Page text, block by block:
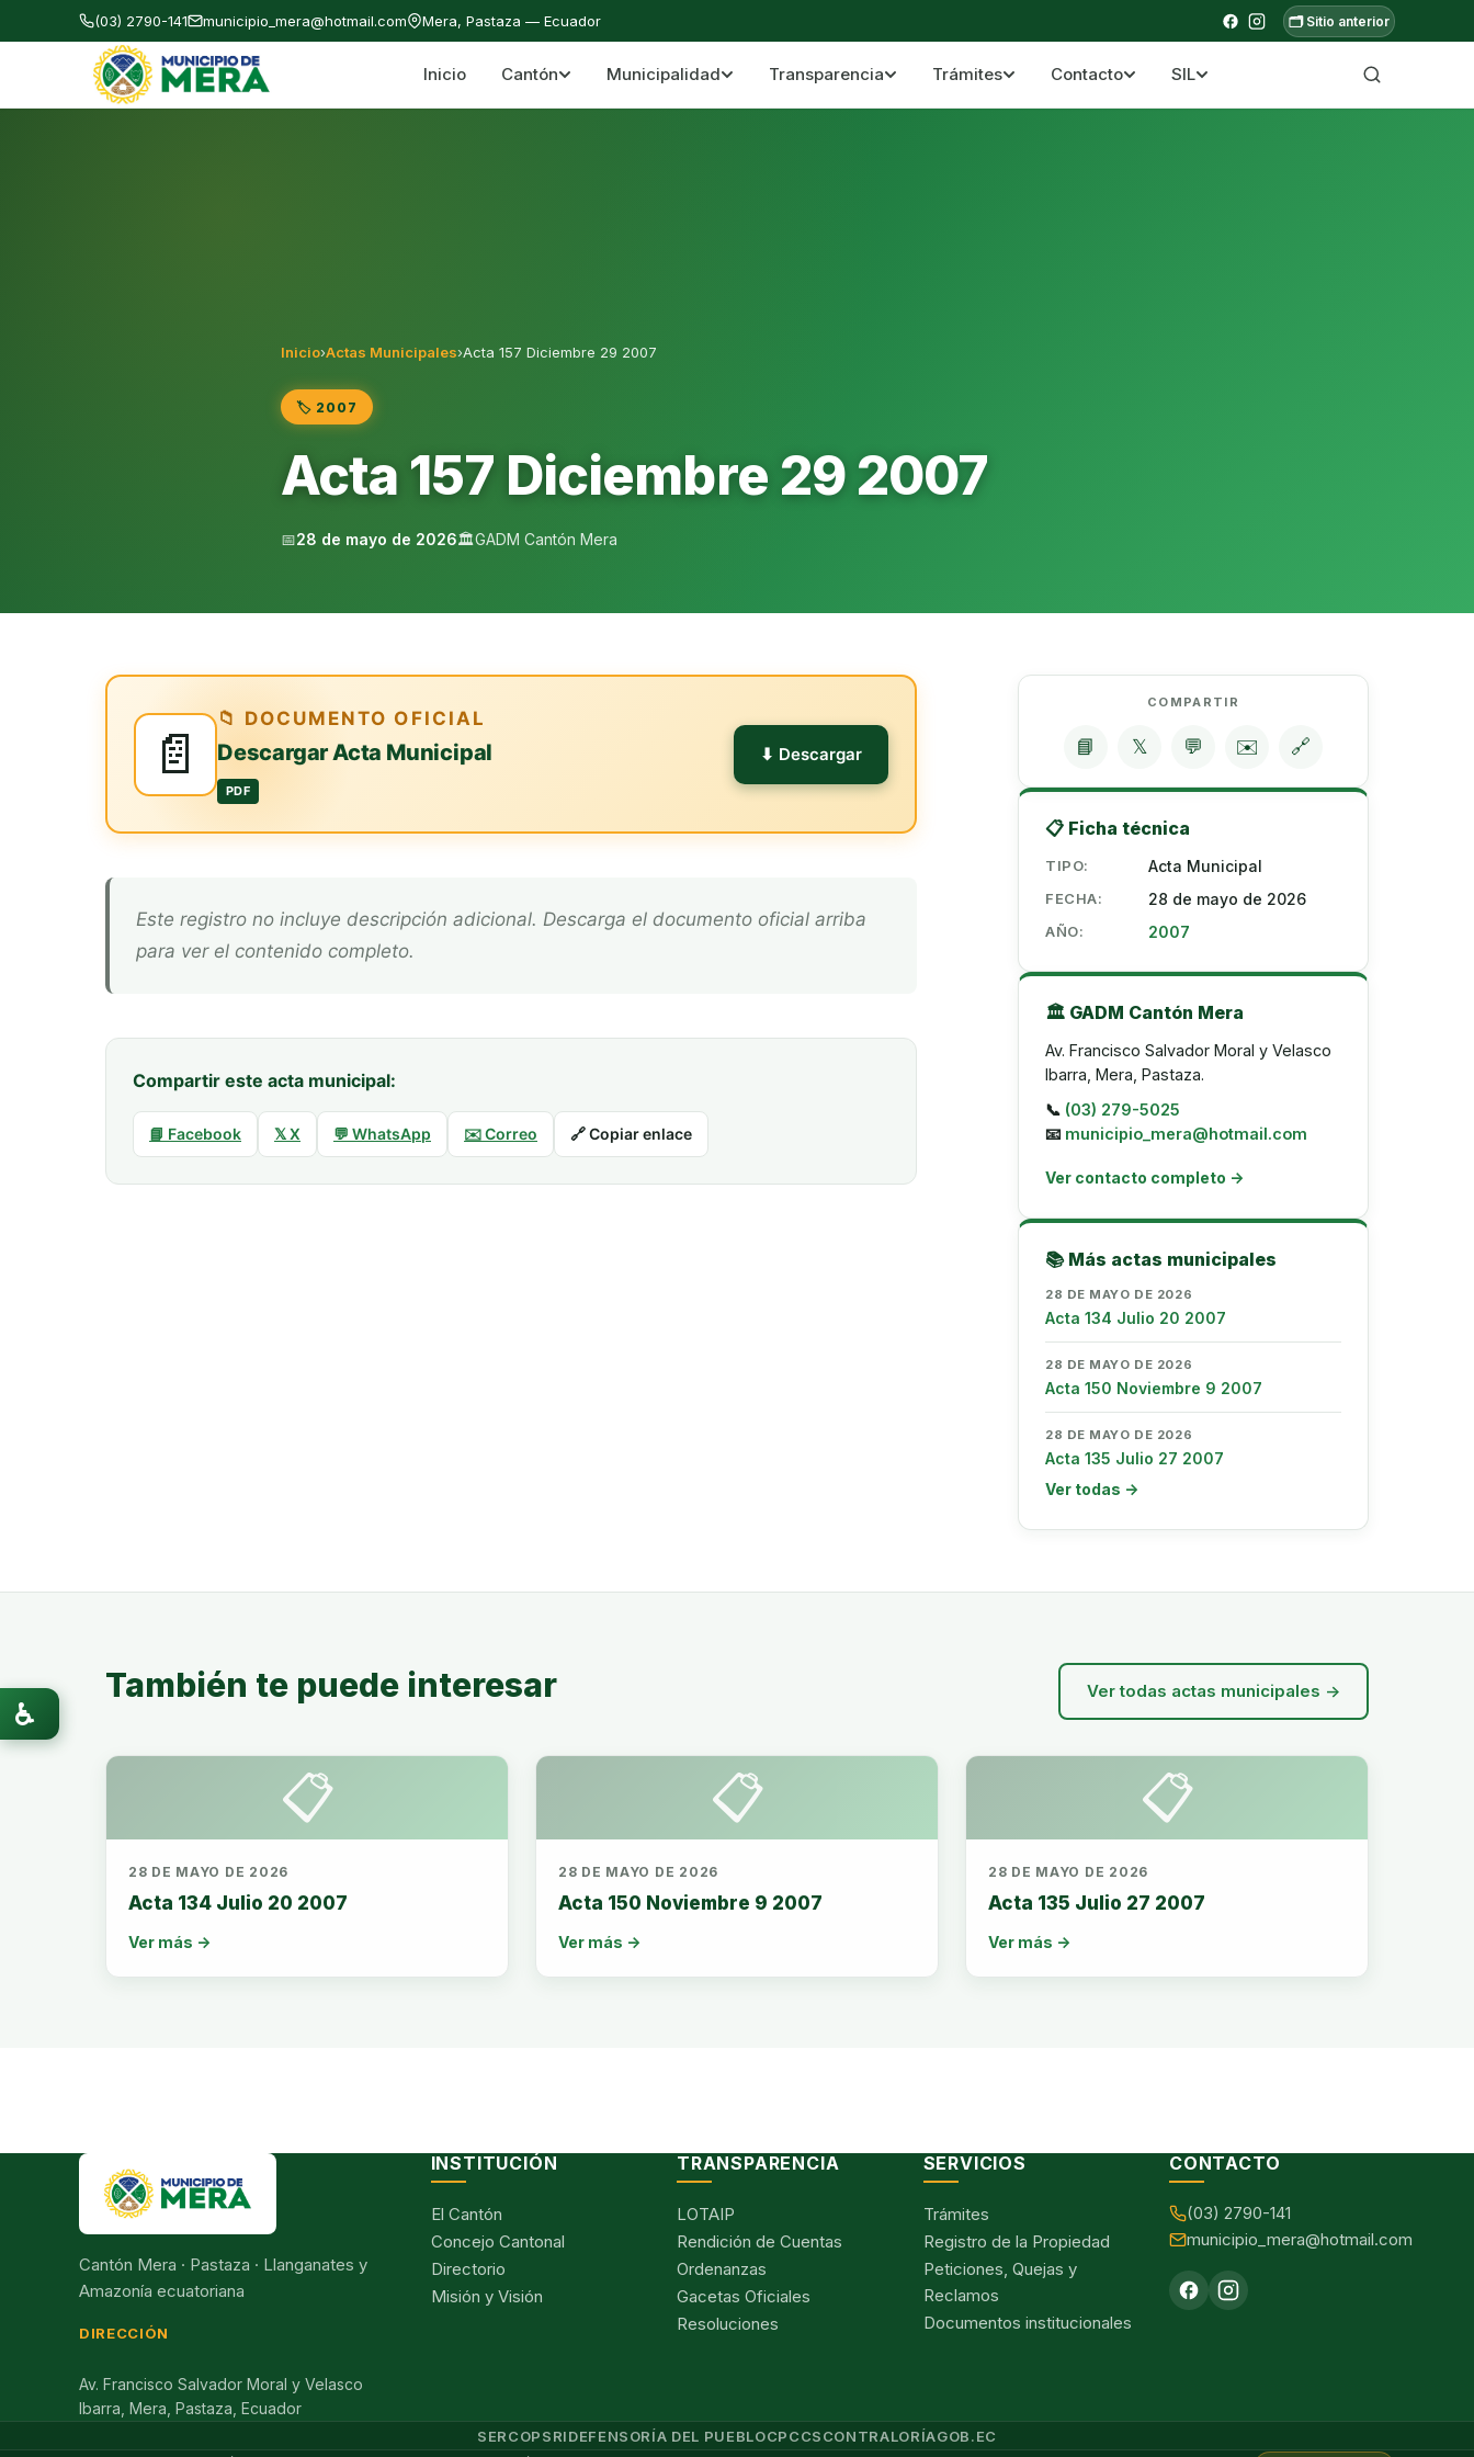
(03) 2790-141 municipio_mera@hotmail.com Mera, Pastaza — Ecuador 🗂️ Sitio anterior
Gobierno Autónomo Descentralizado Municipal del Cantón Mera Cantón Mera · Pastaza · Llanganates y Amazonía ecuatoriana
Inicio Cantón Municipalidad Transparencia Trámites Contacto SIL
Inicio›Actas Municipales›Acta 157 Diciembre 29 2007
🏷️ 2007
Acta 157 Diciembre 29 2007
📅28 de mayo de 2026🏛️GADM Cantón Mera
📄
📁 DOCUMENTO OFICIAL
Descargar Acta Municipal
PDF
⬇ Descargar
Este registro no incluye descripción adicional. Descarga el documento oficial arriba
para ver el contenido completo.
Compartir este acta municipal:
📘 Facebook 𝕏 X 💬 WhatsApp ✉️ Correo 🔗 Copiar enlace
COMPARTIR
📘 𝕏 💬 ✉️ 🔗
📋 Ficha técnica
TIPO: Acta Municipal
FECHA: 28 de mayo de 2026
AÑO: 2007
🏛️ GADM Cantón Mera
Av. Francisco Salvador Moral y Velasco
Ibarra, Mera, Pastaza.
📞 (03) 279-5025
📧 municipio_mera@hotmail.com
Ver contacto completo →
📚 Más actas municipales
28 DE MAYO DE 2026
Acta 134 Julio 20 2007
28 DE MAYO DE 2026
Acta 150 Noviembre 9 2007
28 DE MAYO DE 2026
Acta 135 Julio 27 2007
Ver todas →
También te puede interesar Ver todas actas municipales →
📋
28 DE MAYO DE 2026
Acta 134 Julio 20 2007
Ver más →
📋
28 DE MAYO DE 2026
Acta 150 Noviembre 9 2007
Ver más →
📋
28 DE MAYO DE 2026
Acta 135 Julio 27 2007
Ver más →
Cantón Mera · Pastaza · Llanganates y
Amazonía ecuatoriana
DIRECCIÓN
Av. Francisco Salvador Moral y Velasco
Ibarra, Mera, Pastaza, Ecuador
INSTITUCIÓN
El Cantón
Concejo Cantonal
Directorio
Misión y Visión
TRANSPARENCIA
LOTAIP
Rendición de Cuentas
Ordenanzas
Gacetas Oficiales
Resoluciones
SERVICIOS
Trámites
Registro de la Propiedad
Peticiones, Quejas y
Reclamos
Documentos institucionales
CONTACTO
(03) 2790-141
municipio_mera@hotmail.com
SERCOPSRIDEFENSORÍA DEL PUEBLOCPCCSCONTRALORÍAGOB.EC
♿